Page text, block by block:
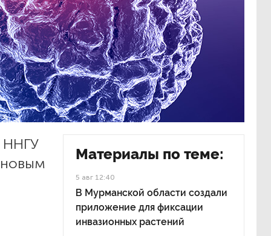
ННГУ
Материалы по теме:
5 авг 12:40
В Мурманской области создали
приложение для фиксации
инвазионных растений